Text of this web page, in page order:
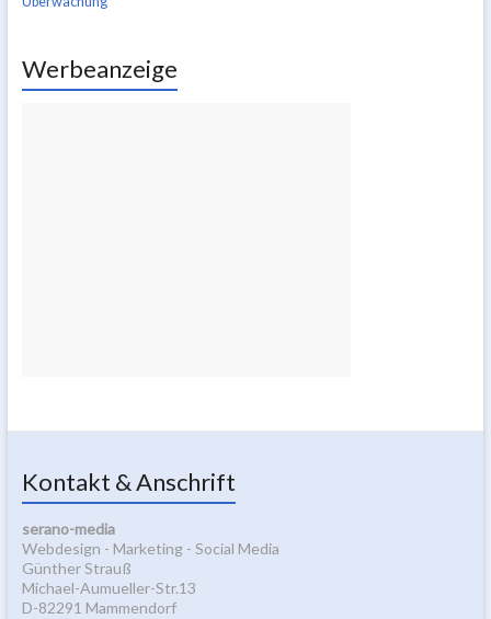
Werbeanzeige
Kontakt & Anschrift
serano-media
Webdesign - Marketing - Social Media
Günther Strauß
Michael-Aumueller-Str.13
D-82291 Mammendorf